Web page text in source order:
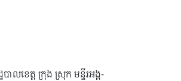
ាលខេត្ត ក្រុង ស្រុក មន្ទីរអង្គ-